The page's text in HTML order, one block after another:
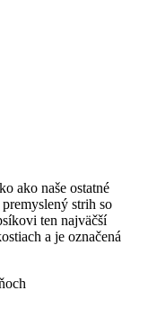
ako naše ostatné
strih so
ten najväčší
a je označená